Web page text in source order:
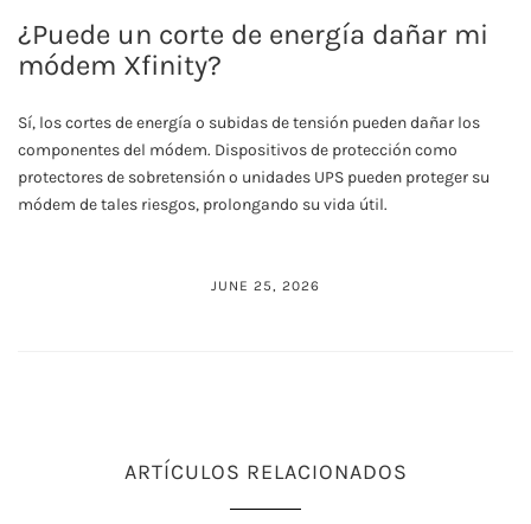
¿Puede un corte de energía dañar mi
módem Xfinity?
Sí, los cortes de energía o subidas de tensión pueden dañar los
componentes del módem. Dispositivos de protección como
protectores de sobretensión o unidades UPS pueden proteger su
módem de tales riesgos, prolongando su vida útil.
JUNE 25, 2026
ARTÍCULOS RELACIONADOS